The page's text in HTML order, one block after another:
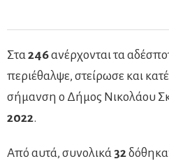
Στα246ανέρχονται τα
περιέθαλψε, στείρωσε και
σήμανση ο Δήμος Νικολάου
2022.
Από αυτά, συνολικά 32